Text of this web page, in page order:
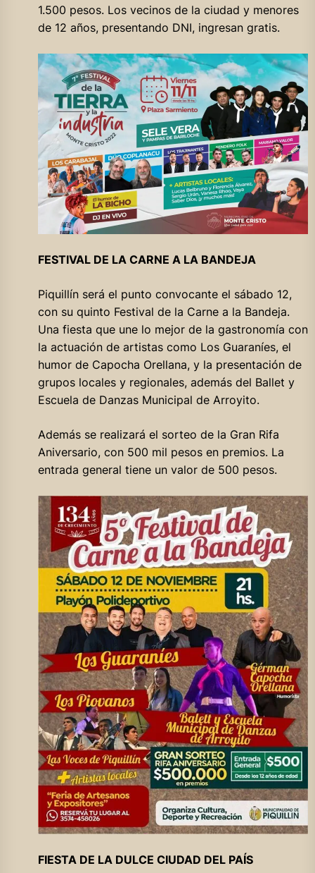
1.500 pesos. Los vecinos de la ciudad y menores
de 12 años, presentando DNI, ingresan gratis.
FESTIVAL DE LA CARNE A LA BANDEJA
Piquillín será el punto convocante el sábado 12,
con su quinto Festival de la Carne a la Bandeja.
Una fiesta que une lo mejor de la gastronomía con
la actuación de artistas como Los Guaraníes, el
humor de Capocha Orellana, y la presentación de
grupos locales y regionales, además del Ballet y
Escuela de Danzas Municipal de Arroyito.
Además se realizará el sorteo de la Gran Rifa
Aniversario, con 500 mil pesos en premios. La
entrada general tiene un valor de 500 pesos.
FIESTA DE LA DULCE CIUDAD DEL PAÍS